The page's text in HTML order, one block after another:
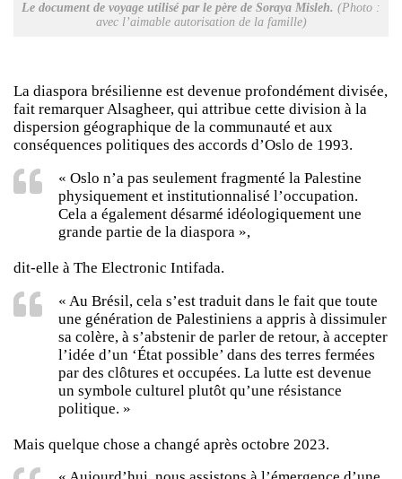
Le document de voyage utilisé par le père de Soraya Misleh. (Photo :
avec l’aimable autorisation de la famille)
La diaspora brésilienne est devenue profondément divisée,
fait remarquer Alsagheer, qui attribue cette division à la
dispersion géographique de la communauté et aux
conséquences politiques des accords d’Oslo de 1993.
« Oslo n’a pas seulement fragmenté la Palestine
physiquement et institutionnalisé l’occupation.
Cela a également désarmé idéologiquement une
grande partie de la diaspora »,
dit-elle à The Electronic Intifada.
« Au Brésil, cela s’est traduit dans le fait que toute
une génération de Palestiniens a appris à dissimuler
sa colère, à s’abstenir de parler de retour, à accepter
l’idée d’un ‘État possible’ dans des terres fermées
par des clôtures et occupées. La lutte est devenue
un symbole culturel plutôt qu’une résistance
politique. »
Mais quelque chose a changé après octobre 2023.